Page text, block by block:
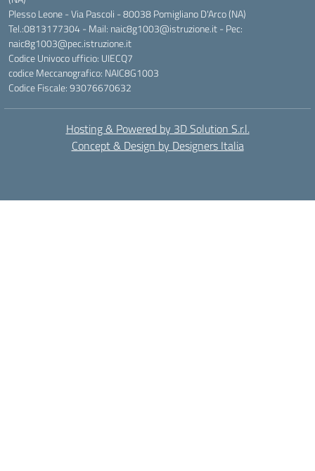
Plesso Leone - Via Pascoli - 80038 Pomigliano D'Arco (NA)
Tel.:0813177304 - Mail: naic8g1003@istruzione.it - Pec:
naic8g1003@pec.istruzione.it
Codice Univoco ufficio: UIECQ7
codice Meccanografico: NAIC8G1003
Codice Fiscale: 93076670632
Hosting & Powered by 3D Solution S.r.l.
Concept & Design by Designers Italia